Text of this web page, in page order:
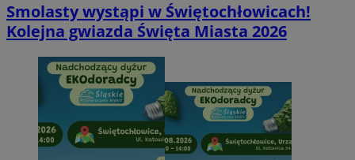
Smolasty wystąpi w Świętochłowicach!
Kolejna gwiazda Święta Miasta 2026